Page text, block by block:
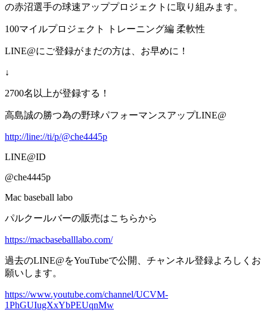
の赤沼選手の球速アッププロジェクトに取り組みます。
100マイルプロジェクト トレーニング編 柔軟性
LINE@にご登録がまだの方は、お早めに！
↓
2700名以上が登録する！
高島誠の勝つ為の野球パフォーマンスアップLINE@
http://line://ti/p/@che4445p
LINE@ID
@che4445p
Mac baseball labo
パルクールバーの販売はこちらから
https://macbaseballlabo.com/
過去のLINE@をYouTubeで公開、チャンネル登録よろしくお
願いします。
https://www.youtube.com/channel/UCVM-
1PhGUIugXxYbPEUqnMw